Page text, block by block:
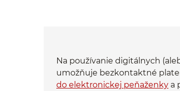
Na používanie digitálnych
umožňuje bezkontaktné
do elektronickej peňaženky a